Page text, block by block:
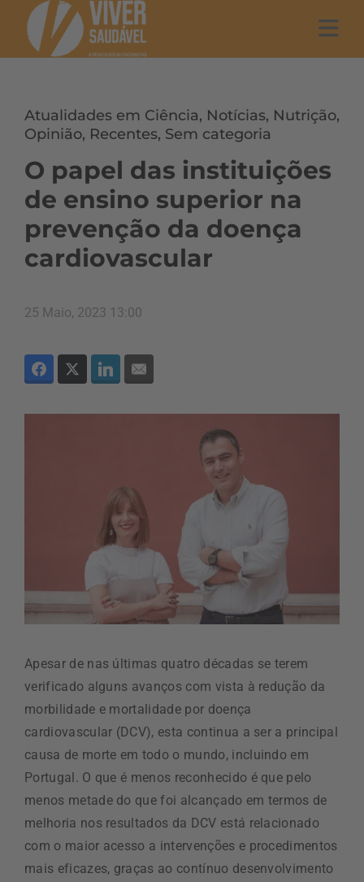
Atualidades em Ciência, Notícias, Nutrição,
Opinião, Recentes, Sem categoria
O papel das instituições
de ensino superior na
prevenção da doença
cardiovascular
25 Maio, 2023 13:00
Apesar de nas últimas quatro décadas se terem
verificado alguns avanços com vista à redução da
morbilidade e mortalidade por doença
cardiovascular (DCV), esta continua a ser a principal
causa de morte em todo o mundo, incluindo em
Portugal. O que é menos reconhecido é que pelo
menos metade do que foi alcançado em termos de
melhoria nos resultados da DCV está relacionado
com o maior acesso a intervenções e procedimentos
mais eficazes, graças ao contínuo desenvolvimento